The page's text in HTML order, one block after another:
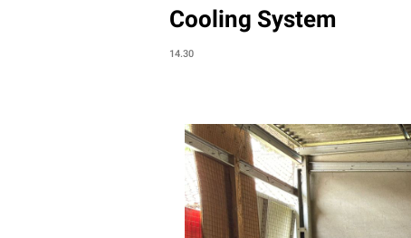
Cooling System
14.30